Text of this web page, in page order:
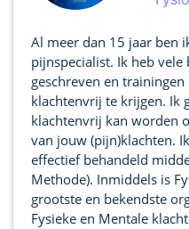
Al meer dan 15 jaar ben
pijnspecialist. Ik heb vele
geschreven en
klachtenvrij te krijgen. Ik
klachtenvrij kan worden
van jouw (pijn)klachten.
effectief behandeld
Methode). Inmiddels is
grootste en bekendste
Fysieke en Mentale